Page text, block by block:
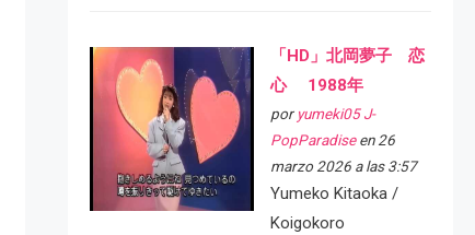
「HD」北岡夢子 恋
心 1988年
por yumeki05 J-
PopParadiseen 26
marzo 2026 a las 3:57
Yumeko Kitaoka /
Koigokoro